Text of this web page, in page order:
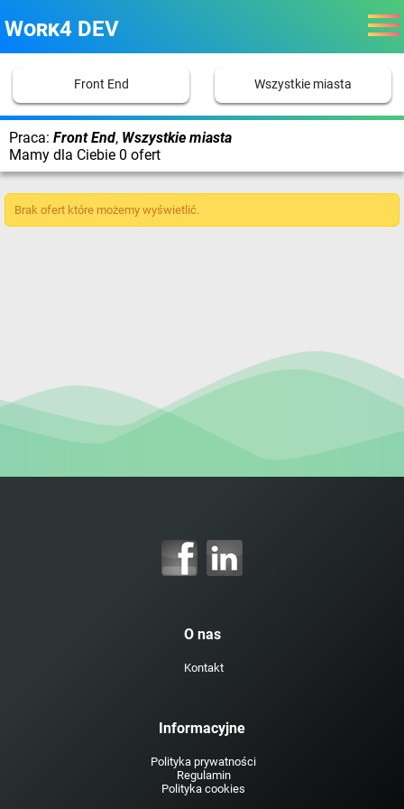
Work4 DEV
Front End Wszystkie miasta
Praca: Front End, Wszystkie miasta
Mamy dla Ciebie 0 ofert
Brak ofert które możemy wyświetlić.
O nas
Kontakt
Informacyjne
Polityka prywatności
Regulamin
Polityka cookies